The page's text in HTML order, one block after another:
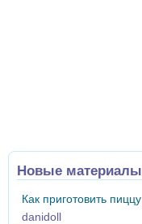
Новые материалы
Как приготовить пиццу
danidoll